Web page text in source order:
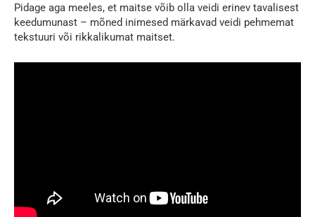
Pidage aga meeles, et maitse võib olla veidi erinev tavalisest
keedumunast – mõned inimesed märkavad veidi pehmemat
tekstuuri või rikkalikumat maitset.